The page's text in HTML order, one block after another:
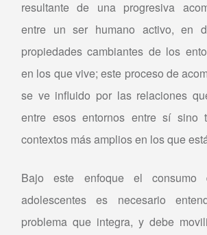
resultante de una progresiva
entre un ser humano activo, en
propiedades cambiantes de los
en los que vive; este proceso de
se ve influido por las relaciones
entre esos entornos entre sí sino
contextos más amplios en los que
Bajo este enfoque el
adolescentes es necesario
problema que integra, y debe